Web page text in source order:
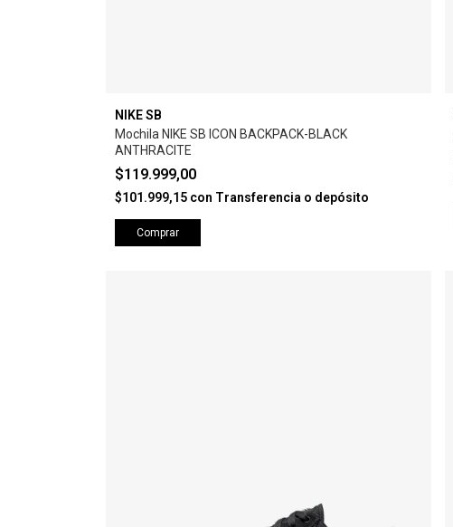
NIKE SB
Mochila NIKE SB ICON BACKPACK-BLACK
ANTHRACITE
$119.999,00
$101.999,15 con Transferencia o depósito
Comprar